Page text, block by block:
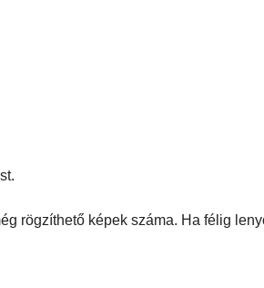
rögzíthető képek száma. Ha félig